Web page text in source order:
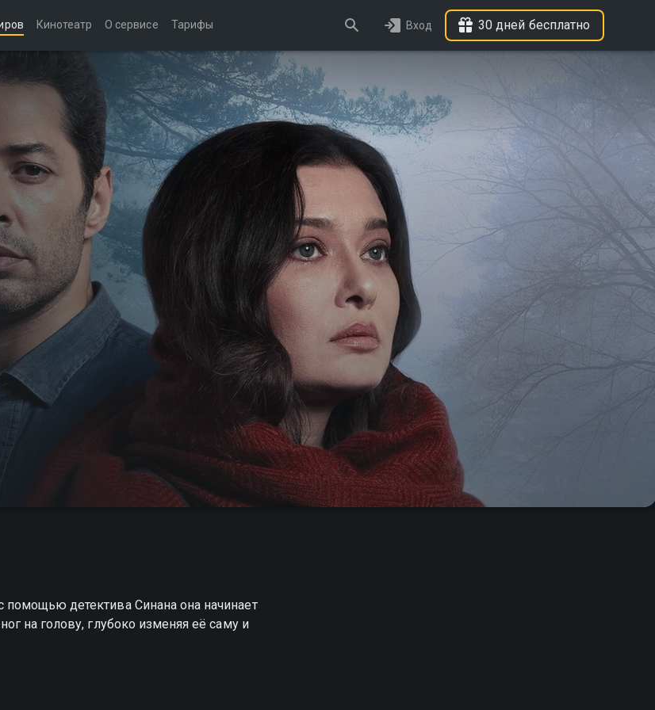
Кинотеатр О сервисе Тарифы Вход 30 дней бесплатно
детектива Синана она начинает
на голову, глубоко изменяя её саму и